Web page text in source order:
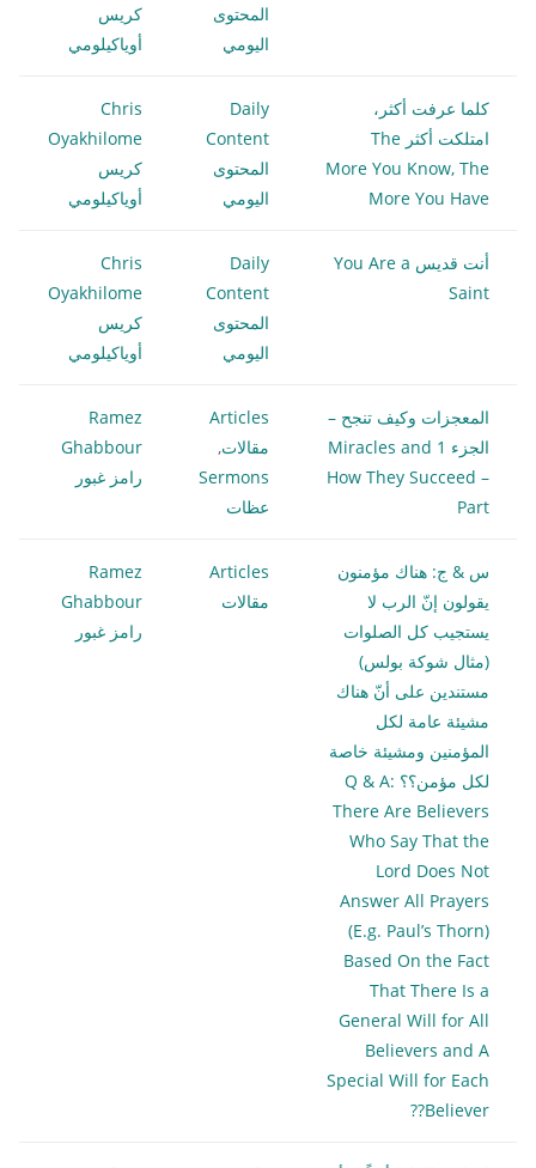
المحتوى
اليومي
كريس
أوياكيلومي
كلما عرفت أكثر،
امتلكت أكثر The
More You Know, The
More You Have
Daily
Content
المحتوى
اليومي
Chris
Oyakhilome
كريس
أوياكيلومي
أنت قديس You Are a
Saint
Daily
Content
المحتوى
اليومي
Chris
Oyakhilome
كريس
أوياكيلومي
المعجزات وكيف تنجح –
الجزء 1 Miracles and
How They Succeed –
Part
Articles
مقالات,
Sermons
عظات
Ramez
Ghabbour
رامز غبور
س & ج: هناك مؤمنون
يقولون إنّ الرب لا
يستجيب كل الصلوات
(مثال شوكة بولس)
مستندين على أنّ هناك
مشيئة عامة لكل
المؤمنين ومشيئة خاصة
لكل مؤمن؟؟ Q & A:
There Are Believers
Who Say That the
Lord Does Not
Answer All Prayers
(E.g. Paul’s Thorn)
Based On the Fact
That There Is a
General Will for All
Believers and A
Special Will for Each
Believer??
Articles
مقالات
Ramez
Ghabbour
رامز غبور